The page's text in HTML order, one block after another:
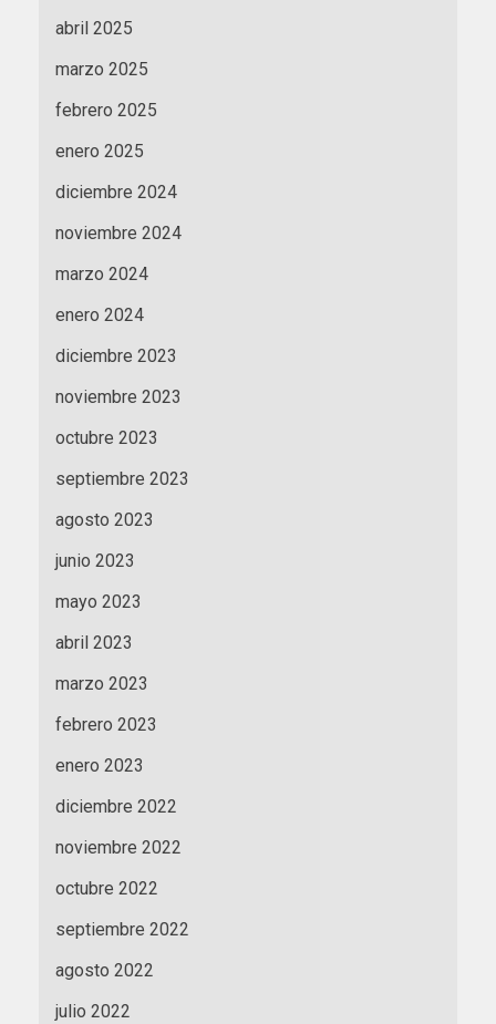
abril 2025
marzo 2025
febrero 2025
enero 2025
diciembre 2024
noviembre 2024
marzo 2024
enero 2024
diciembre 2023
noviembre 2023
octubre 2023
septiembre 2023
agosto 2023
junio 2023
mayo 2023
abril 2023
marzo 2023
febrero 2023
enero 2023
diciembre 2022
noviembre 2022
octubre 2022
septiembre 2022
agosto 2022
julio 2022